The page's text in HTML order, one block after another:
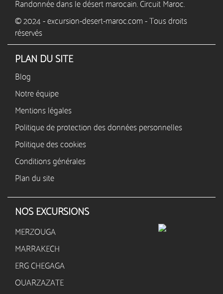
Randonnée dans le désert marocain. Circuit Maroc.
© 2024 - excursion-desert-maroc.com - Tous droits
réservés
PLAN DU SITE
Blog
Notre équipe
Mentions légales
Politique de protection des données personnelles
Politique des cookies
Conditions générales
Plan du site
NOS EXCURSIONS
MERZOUGA
MARRAKECH
ERG CHEGAGA
OUARZAZATE